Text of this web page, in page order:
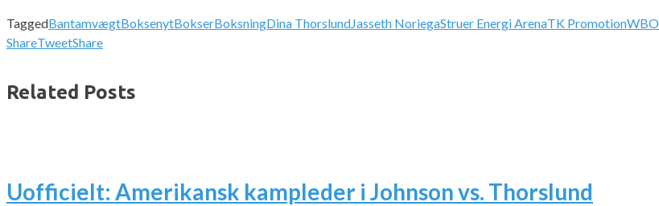
TaggedBantamvægtBoksenytBokserBoksningDina ThorslundJasseth NoriegaStruer Energi ArenaTK PromotionWBO
ShareTweetShare
Related Posts
Uofficielt: Amerikansk kampleder i Johnson vs. Thorslund